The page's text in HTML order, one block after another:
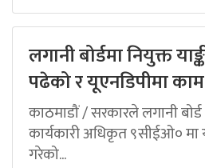
लगानी बोर्डमा नियुक्त
पढेको र यूएनडिपीमा
काठमाडौं / सरकारले लगानी
कार्यकारी अधिकृत ९सीईओ० मा
गरेको...